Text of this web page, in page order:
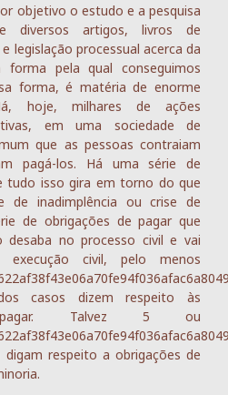
objetivo o estudo e a pesquisa
diversos artigos, livros de
legislação processual acerca da
pela qual conseguimos
forma, é matéria de enorme
hoje, milhares de ações
em uma sociedade de
que as pessoas contraiam
pagá-los. Há uma série de
tudo isso gira em torno do que
de inadimplência ou crise de
de obrigações de pagar que
desaba no processo civil e vai
civil, pelo menos
casos dizem respeito às
Talvez 5 ou
respeito a obrigações de